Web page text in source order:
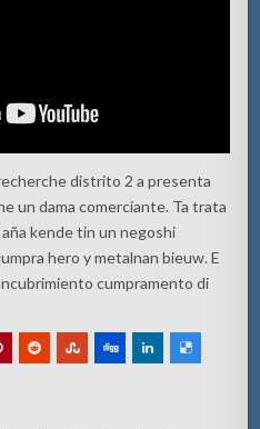
distrito 2 a presenta
un dama comerciante. Ta trata
aña kende tin un negoshi
hero y metalnan bieuw. E
cumpramento di